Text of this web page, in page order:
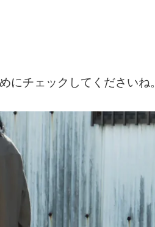
にチェックしてくださいね。